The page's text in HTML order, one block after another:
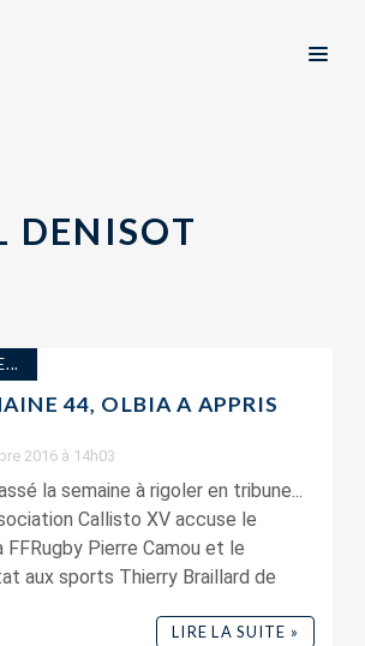
DENISOT
44, OLBIA A APPRIS
2016 à 14h03
la semaine à rigoler en tribune...
Callisto XV accuse le
Pierre Camou et le
aux sports Thierry Braillard de
LIRE LA SUITE »